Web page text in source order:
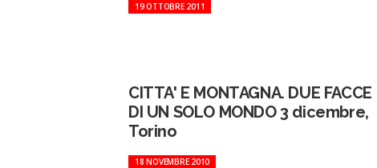
19 OTTOBRE 2011
CITTA' E MONTAGNA. DUE FACCE
DI UN SOLO MONDO 3 dicembre,
Torino
18 NOVEMBRE 2010